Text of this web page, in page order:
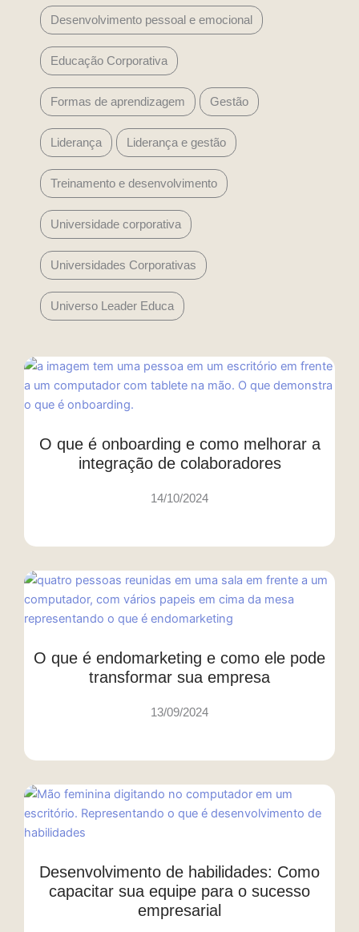
Desenvolvimento pessoal e emocional
Educação Corporativa
Formas de aprendizagem Gestão
Liderança Liderança e gestão
Treinamento e desenvolvimento
Universidade corporativa
Universidades Corporativas
Universo Leader Educa
O que é onboarding e como melhorar a
integração de colaboradores
14/10/2024
O que é endomarketing e como ele pode
transformar sua empresa
13/09/2024
Desenvolvimento de habilidades: Como
capacitar sua equipe para o sucesso
empresarial